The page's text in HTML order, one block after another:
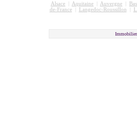
Alsace Aquitaine Auvergne
de-France| Langedoc-Roussillon